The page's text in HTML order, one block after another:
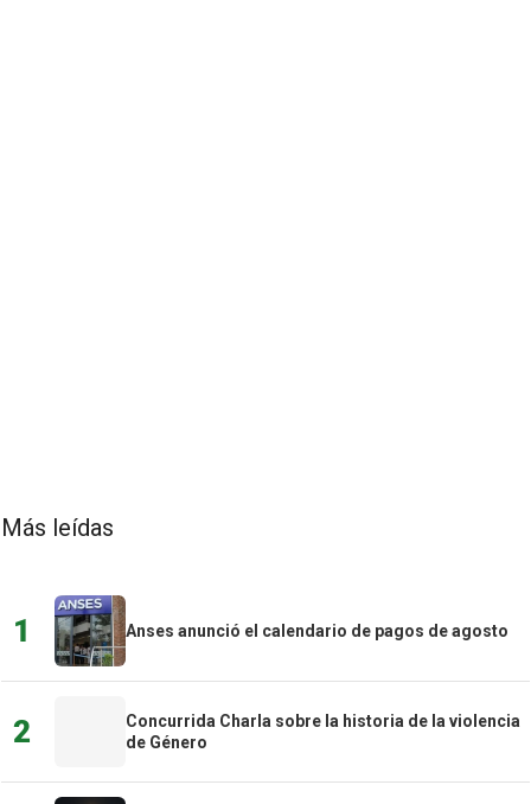
Más leídas
1 Anses anunció el calendario de pagos de agosto
2
Concurrida Charla sobre la historia de la violencia
de Género